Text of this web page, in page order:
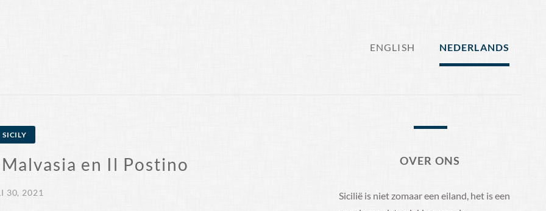
ENGLISH NEDERLANDS
SICILY
en Il Postino
30, 2021
OVER ONS
Sicilië is niet zomaar een eiland, het is een